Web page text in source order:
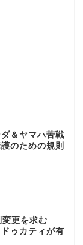
＆ヤマハ苦戦
のための規則
更を求む
ドゥカティが有